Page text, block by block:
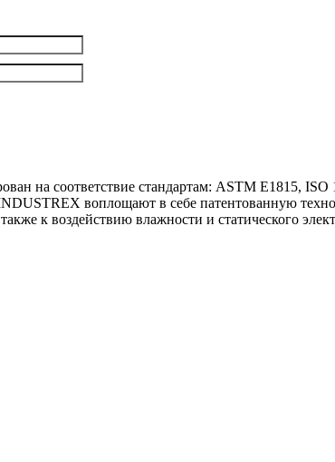
на соответствие стандартам: ASTM E1815, ISO
воплощают в себе патентованную
к воздействию влажности и статического